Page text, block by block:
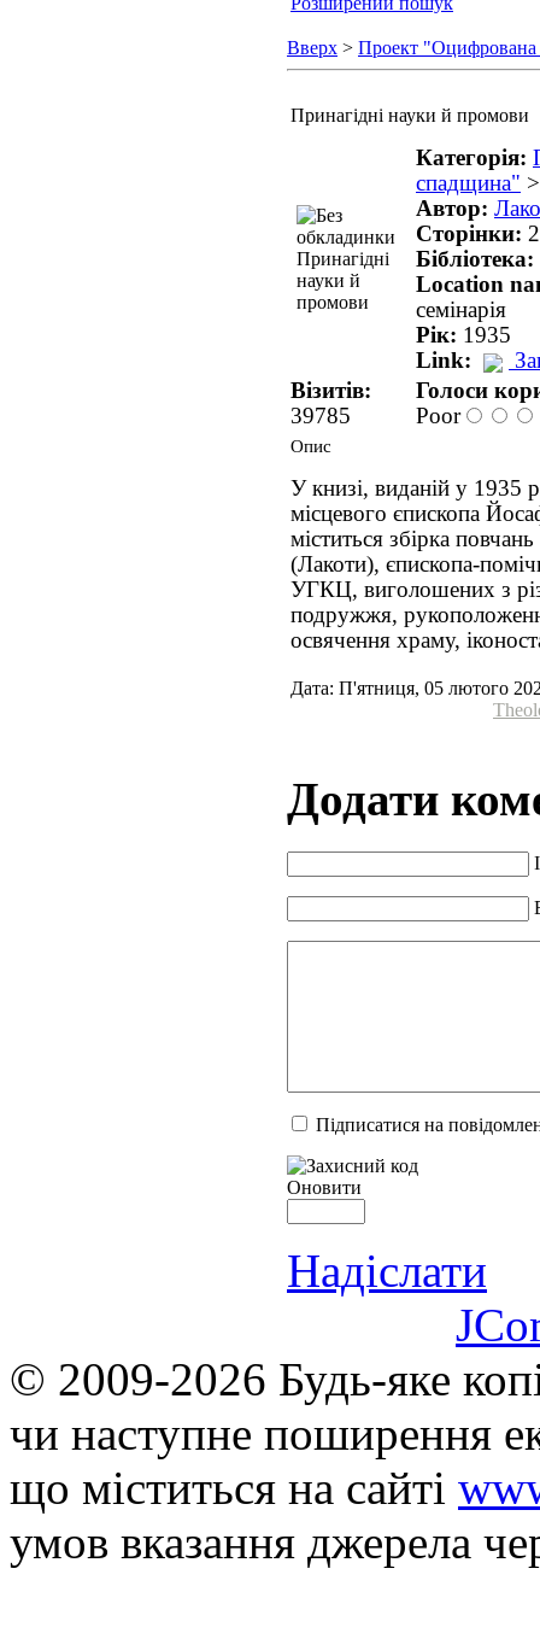
Вверх > Проект
Принагідні науки й промови
Категорія:
спадщина"
Автор:
Сторінки:
Бібліотека:
Location
семінарія
Рік: 1935
Link:
Візитів:
39785
Голоси
Poor
Опис
У книзі, виданій у 1935
місцевого єпископа
міститься збірка
(Лакоти), єпископа-
УГКЦ, виголошених з
подружжя,
освячення храму,
Дата: П'ятниця, 05 лютого
Додати
Підписатися на
Оновити
Надіслати
© 2009-2026 Будь-яке
чи наступне поширення
що мiститься на сайті
умов вказання джерела